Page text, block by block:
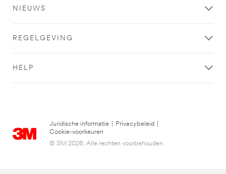
NIEUWS
REGELGEVING
HELP
Juridische informatie Privacybeleid
Cookie-voorkeuren
© 3M 2026. Alle rechten voorbehouden.